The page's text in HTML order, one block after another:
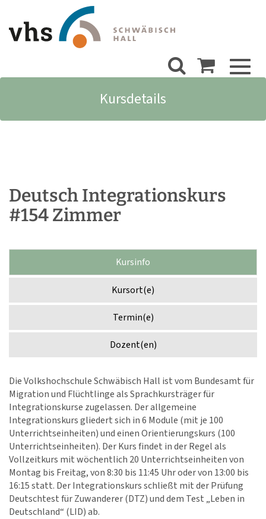
Kursdetails
Deutsch Integrationskurs
#154 Zimmer
Kursinfo
Kursort(e)
Termin(e)
Dozent(en)
Die Volkshochschule Schwäbisch Hall ist vom Bundesamt für
Migration und Flüchtlinge als Sprachkursträger für
Integrationskurse zugelassen. Der allgemeine
Integrationskurs gliedert sich in 6 Module (mit je 100
Unterrichtseinheiten) und einen Orientierungskurs (100
Unterrichtseinheiten). Der Kurs findet in der Regel als
Vollzeitkurs mit wöchentlich 20 Unterrichtseinheiten von
Montag bis Freitag, von 8:30 bis 11:45 Uhr oder von 13:00 bis
16:15 statt. Der Integrationskurs schließt mit der Prüfung
Deutschtest für Zuwanderer (DTZ) und dem Test „Leben in
Deutschland“ (LID) ab.